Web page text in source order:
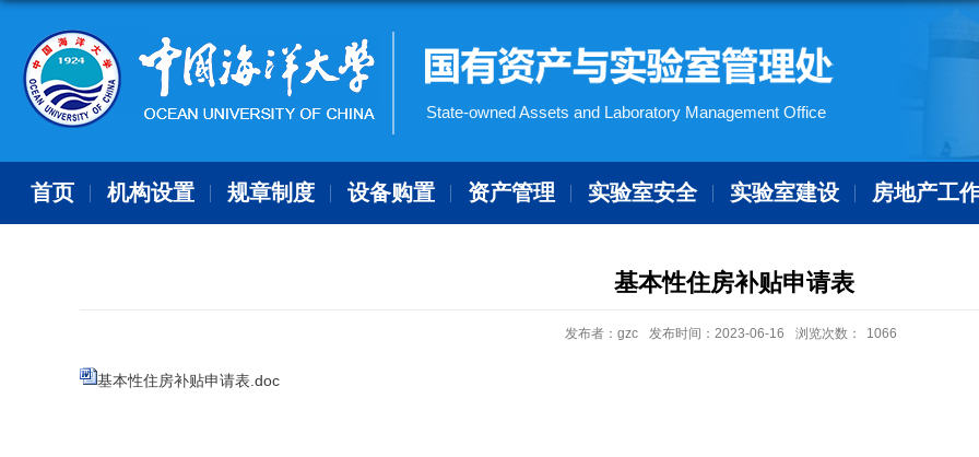
State-owned Assets and Laboratory Management Office
首页 机构设置 规章制度 设备购置 资产管理 实验室安全 实验室建设 房地产工
基本性住房补贴申请表
发布者：gzc 发布时间：2023-06-16 浏览次数： 1066
基本性住房补贴申请表.doc